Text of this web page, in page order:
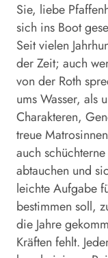
Sie, liebe
sich ins Boot
Seit vielen
der Zeit; auch
von der Roth
ums Wasser, als
Charakteren,
treue
auch
abtauchen und
leichte Aufgabe
bestimmen soll,
die Jahre
Kräften fehlt.